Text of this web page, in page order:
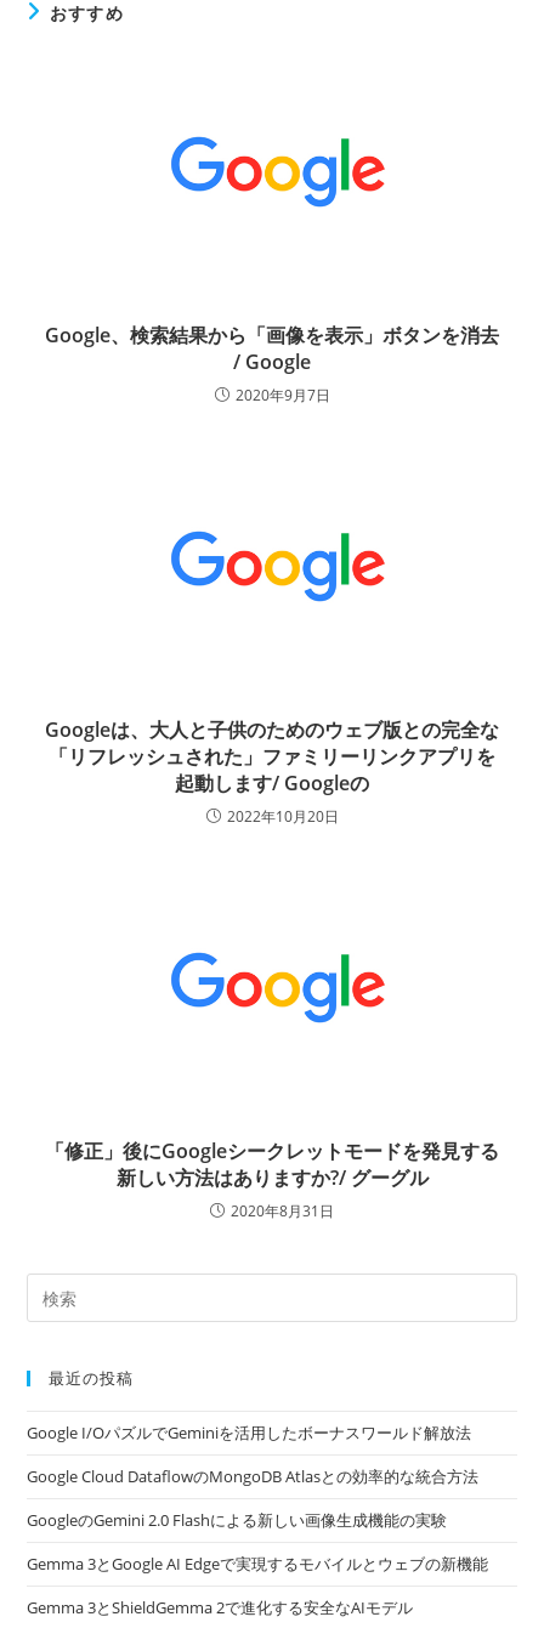
おすすめ
Google、検索結果から「画像を表示」ボタンを消去
/ Google
2020年9月7日
Googleは、大人と子供のためのウェブ版との完全な
「リフレッシュされた」ファミリーリンクアプリを
起動します/ Googleの
2022年10月20日
「修正」後にGoogleシークレットモードを発見する
新しい方法はありますか?/ グーグル
2020年8月31日
最近の投稿
Google I/OパズルでGeminiを活用したボーナスワールド解放法
Google Cloud DataflowのMongoDB Atlasとの効率的な統合方法
GoogleのGemini 2.0 Flashによる新しい画像生成機能の実験
Gemma 3とGoogle AI Edgeで実現するモバイルとウェブの新機能
Gemma 3とShieldGemma 2で進化する安全なAIモデル